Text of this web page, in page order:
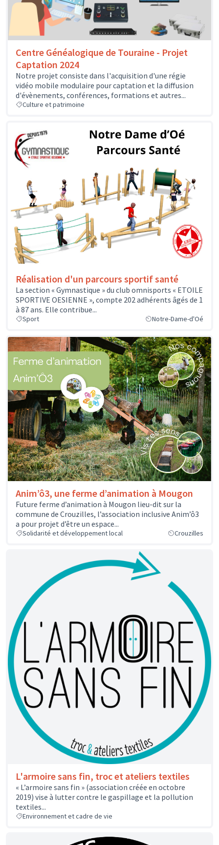
Centre Généalogique de Touraine - Projet
Captation 2024
Notre projet consiste dans l'acquisition d'une régie
vidéo mobile modulaire pour captation et la diffusion
d'évènements, conférences, formations et autres...
Culture et patrimoine
Réalisation d'un parcours sportif santé
La section « Gymnastique » du club omnisports « ETOILE
SPORTIVE OESIENNE », compte 202 adhérents âgés de 1
à 87 ans. Elle contribue...
Sport Notre-Dame-d'Oé
Anim’ô3, une ferme d’animation à Mougon
Future ferme d’animation à Mougon lieu-dit sur la
commune de Crouzilles, l’association inclusive Anim’ô3
a pour projet d’être un espace...
Solidarité et développement local Crouzilles
L'armoire sans fin, troc et ateliers textiles
« L’armoire sans fin » (association créée en octobre
2019) vise à lutter contre le gaspillage et la pollution
textiles...
Environnement et cadre de vie